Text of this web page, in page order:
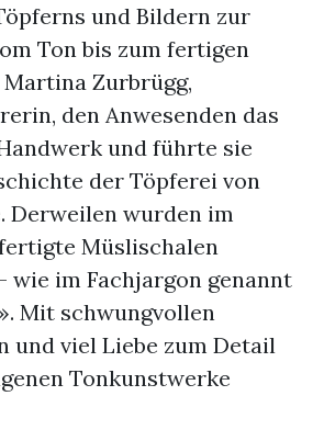
und Bildern zur
Ton bis zum fertigen
Zurbrügg,
den Anwesenden das
und führte sie
der Töpferei von
Derweilen wurden im
Müslischalen
wie im Fachjargon genannt
Mit schwungvollen
und viel Liebe zum Detail
Tonkunstwerke